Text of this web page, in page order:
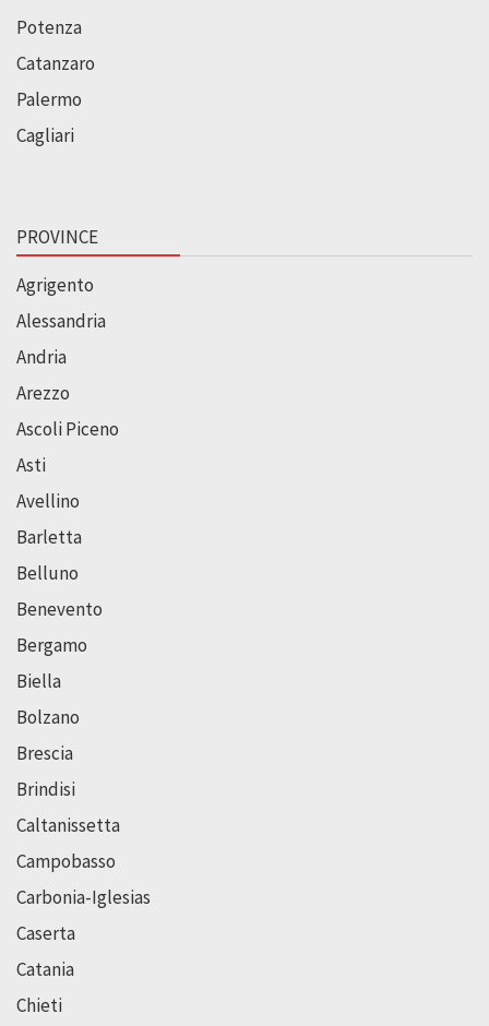
Potenza
Catanzaro
Palermo
Cagliari
PROVINCE
Agrigento
Alessandria
Andria
Arezzo
Ascoli Piceno
Asti
Avellino
Barletta
Belluno
Benevento
Bergamo
Biella
Bolzano
Brescia
Brindisi
Caltanissetta
Campobasso
Carbonia-Iglesias
Caserta
Catania
Chieti